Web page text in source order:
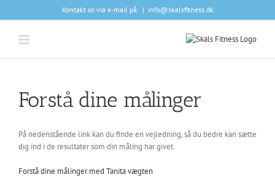
to
Kontakt os via e-mail på: | info@skalsfitness.dk
Forstå dine målinger
På nedenstående link kan du finde en vejledning, så du bedre kan sætte
dig ind i de resultater som din måling har givet.
Forstå dine målinger med Tanita vægten